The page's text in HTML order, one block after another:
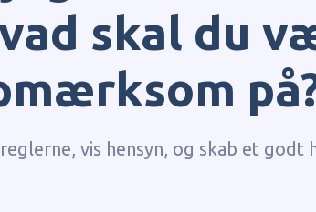
skal du
vis hensyn, og skab et godt